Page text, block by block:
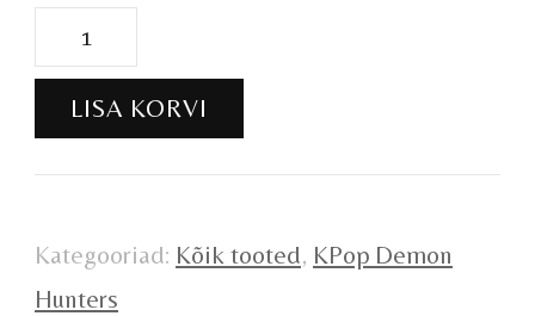
Kpop
Demon
Hunters
dressipluus
LISA KORVI
Kategooriad: Kõik tooted, KPop Demon
Hunters